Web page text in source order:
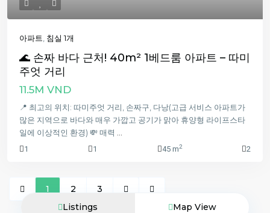
아파트 침실 1개
🌊 손짜 바다 근처! 40m² 1베드룸 아파트 – 따미
주엇 거리
11.5M VND
📍 최고의 위치: 따미주엇 거리, 손짜구, 다낭(고급 서비스 아파트가
많은 지역으로 바다와 매우 가깝고 공기가 맑아 휴양형 라이프스타
일에 이상적인 환경) 💸 매력
1 1 45 m2 2
1 2
3
Listings
Map View